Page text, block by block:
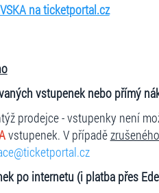
na ticketportal.cz
vstupenek nebo přímý
prodejce - vstupenky není
vstupenek. V případě
po internetu (i platba přes